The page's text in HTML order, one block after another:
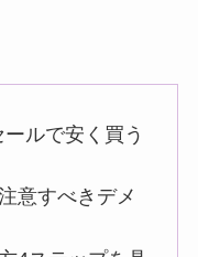
ルで安く買う
意すべきデメ